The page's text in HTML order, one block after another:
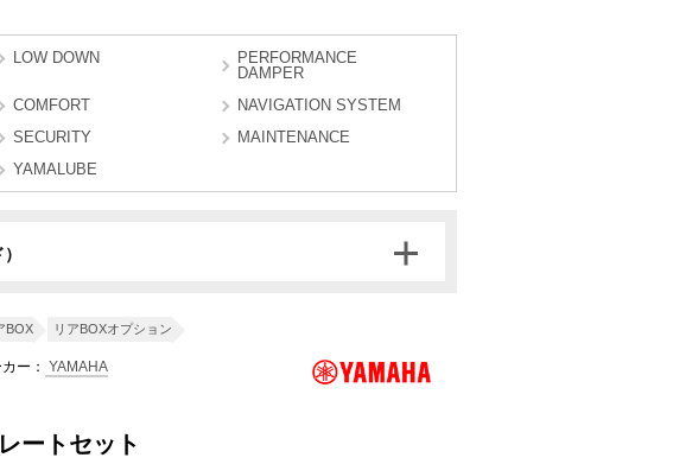
LOW DOWN
PERFORMANCE
DAMPER
COMFORT
NAVIGATION SYSTEM
SECURITY
MAINTENANCE
YAMALUBE
BOX リアBOXオプション
ー： YAMAHA
ートセット